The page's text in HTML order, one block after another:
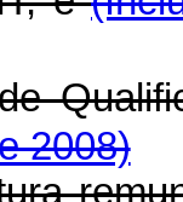
2008)